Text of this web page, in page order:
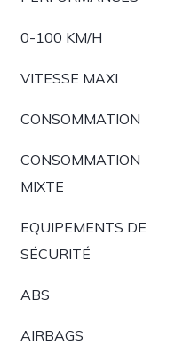
0-100 KM/H
VITESSE MAXI
CONSOMMATION
CONSOMMATION
MIXTE
EQUIPEMENTS DE
SÉCURITÉ
ABS
AIRBAGS